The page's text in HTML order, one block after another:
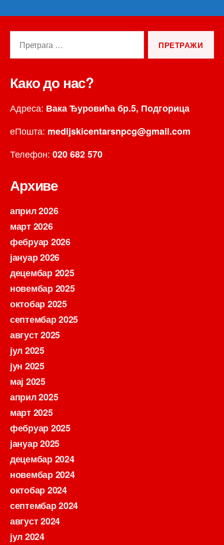
Како до нас?
Адреса: Вака Ђуровића бр.5, Подгорица
еПошта: medijskicentarsnpcg@gmail.com
Телефон: 020 682 570
Архиве
април 2026
март 2026
фебруар 2026
јануар 2026
децембар 2025
новембар 2025
октобар 2025
септембар 2025
август 2025
јул 2025
јун 2025
мај 2025
април 2025
март 2025
фебруар 2025
јануар 2025
децембар 2024
новембар 2024
октобар 2024
септембар 2024
август 2024
јул 2024